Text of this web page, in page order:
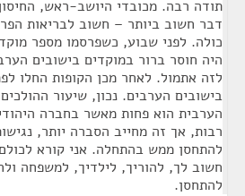
תודה רבה. מכובדי היושב-ראש,
דבר חשוב ביותר – חשוב לבריאות
כולה. לפני שבוע, כשפרסמו מספר
היה חוסר ברור במוקדים בישובים
לזה אתמול. לאחר מכן הקופות החלו
בישובים הערבים. נכון, שיעור
הערבית הוא פחות מאשר בחברה
רבות, אך זה מחייב הסברה יותר,
להתחסן ממש בהתחלה. אני קורא
חשוב לך, להוריך, לילדיך, למשפחה
להתחסן.